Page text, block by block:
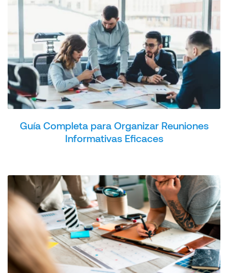
Guía Completa para Organizar Reuniones
Informativas Eficaces